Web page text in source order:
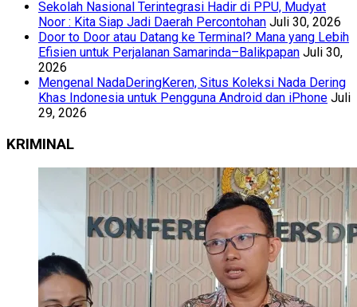
Sekolah Nasional Terintegrasi Hadir di PPU, Mudyat
Noor : Kita Siap Jadi Daerah Percontohan Juli 30, 2026
Door to Door atau Datang ke Terminal? Mana yang Lebih
Efisien untuk Perjalanan Samarinda–Balikpapan Juli 30,
2026
Mengenal NadaDeringKeren, Situs Koleksi Nada Dering
Khas Indonesia untuk Pengguna Android dan iPhone Juli
29, 2026
KRIMINAL